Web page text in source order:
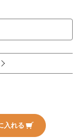
入れる